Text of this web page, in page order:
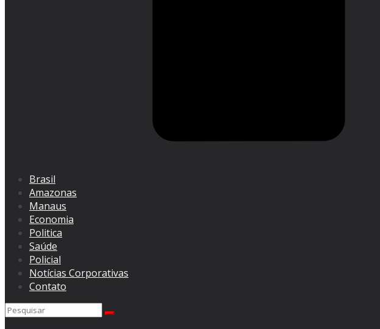
Brasil
Amazonas
Manaus
Economia
Politica
Saúde
Policial
Notícias Corporativas
Contato